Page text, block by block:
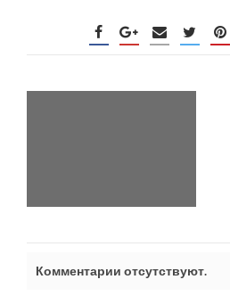
Комментарии отсутствуют.